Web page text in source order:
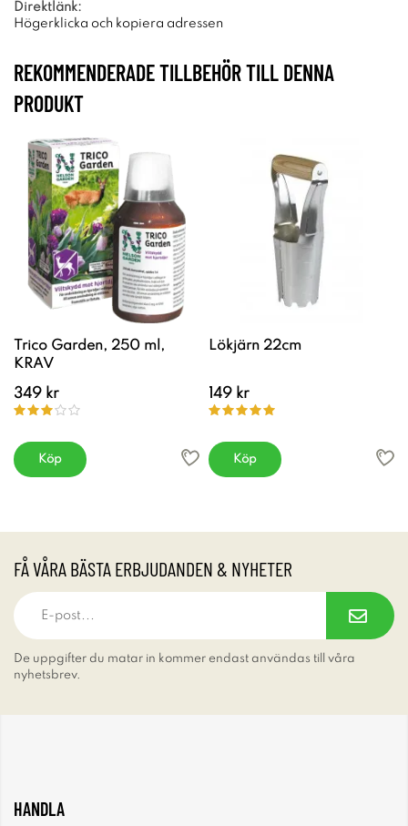
Direktlänk:
Högerklicka och kopiera adressen
REKOMMENDERADE TILLBEHÖR TILL DENNA
PRODUKT
Trico Garden, 250 ml,
KRAV
349 kr
Köp
Lökjärn 22cm
149 kr
Köp
FÅ VÅRA BÄSTA ERBJUDANDEN & NYHETER
De uppgifter du matar in kommer endast användas till våra
nyhetsbrev.
HANDLA